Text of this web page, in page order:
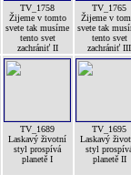
TV_1758
Žijeme v tomto
svete tak musíme
tento svet
zachrániť II
TV_1765
Žijeme v
svete tak
tento svet
zachrániť III
TV_1689
Laskavý životní
styl prospívá
planetě I
TV_1695
Laskavý
styl
planetě II